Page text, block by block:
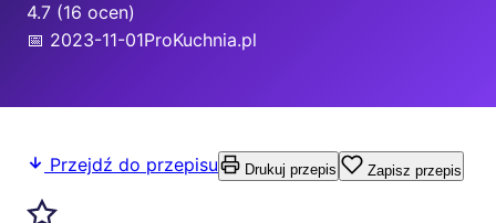
4.7 (16 ocen)
📅 2023-11-01ProKuchnia.pl
Przejdź do przepisu Drukuj przepis Zapisz przepis